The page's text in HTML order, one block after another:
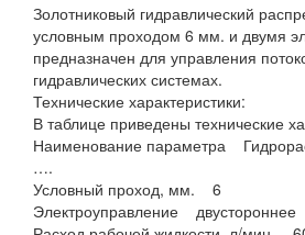
Золотниковый гидравлический
условным проходом 6 мм. и двумя
предназначен для управления
гидравлических системах.
Технические характеристики:
В таблице приведены технические
Наименование параметра
….
Условный проход, мм. 6
Электроуправление двустороннее